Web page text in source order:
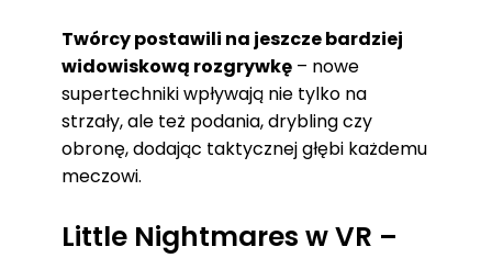
Twórcy postawili na jeszcze bardziej
widowiskową rozgrywkę – nowe
supertechniki wpływają nie tylko na
strzały, ale też podania, drybling czy
obronę, dodając taktycznej głębi każdemu
meczowi.
Little Nightmares w VR –